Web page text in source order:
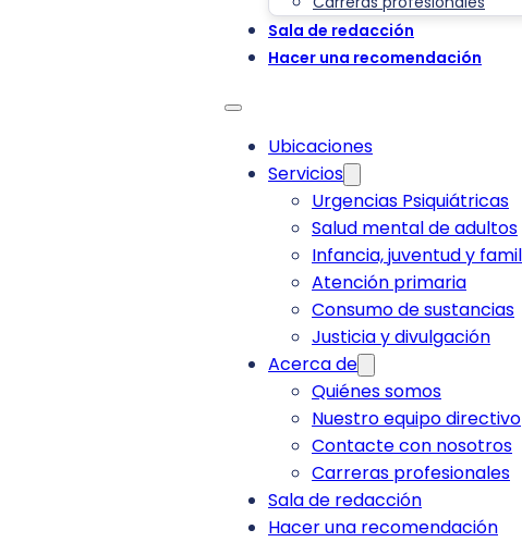
Sala de redacción
Hacer una recomendación
Ubicaciones
Servicios
Urgencias Psiquiátricas
Salud mental de adultos
Infancia, juventud y
Atención primaria
Consumo de sustancias
Justicia y divulgación
Acerca de
Quiénes somos
Nuestro equipo directivo
Contacte con nosotros
Carreras profesionales
Sala de redacción
Hacer una recomendación